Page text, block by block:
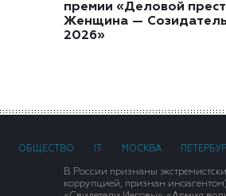
премии «Деловой
Женщина —
2026»
ОБЩЕСТВО МОСКВА
В России признаны
коррупцией, признан